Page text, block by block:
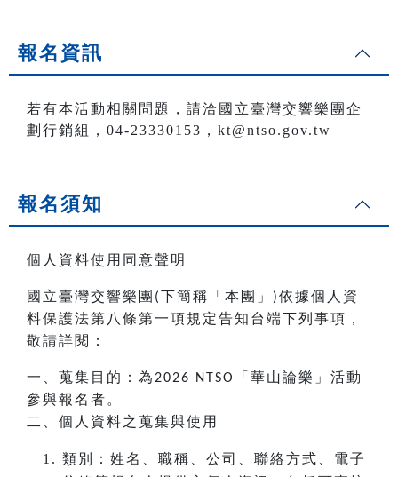
報名資訊
若有本活動相關問題，請洽國立臺灣交響樂團企
劃行銷組，04-23330153，kt@ntso.gov.tw
報名須知
個人資料使用同意聲明
國立臺灣交響樂團 (下簡稱「本團」 )依據個人資
料保護法第八條第一項規定告知台端下列事項，
敬請詳閱：
一、蒐集目的：為2026 NTSO
「華山論樂」活動
參與報名者。
二、個人資料之蒐集與使用
類別：姓名、職稱、公司、聯絡方式、電子